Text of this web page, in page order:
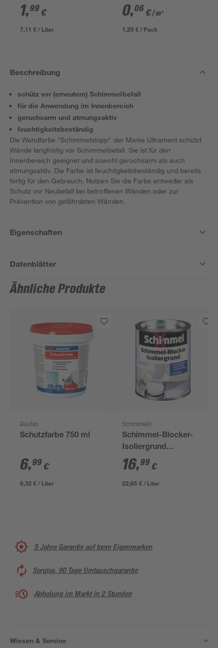
1,99 €
7,11 € / Liter
transparent 4 x 5 m
0,06 €/ m²
1,29 € / Pack
Beschreibung
schütz vor (erneutem) Schimmelbefall
für die Anwendung im Innenbereich
geruchsarm und atmungsaktiv
feuchtigkeitsbeständig
Die Wandfarbe "Schimmelstopp" der Marke Ultrament schützt
Wände langfristig vor Schimmelbefall. Sie ist für den
Innenbereich geeignet und sowohl geruchsarm als auch
atmungsaktiv. Die Farbe ist feuchtigkeitsbeständig und bereits
fertig für den Gebrauch. Nutzen Sie die Farbe entweder als
Schutz vor Neubefall bei betroffenen Wänden oder zur
Prävention von gefährdeten Wänden.
Eigenschaften
Datenblätter
Ähnliche Produkte
Baufan
Schutzfarbe 750 ml
6,99 €
9,32 € / Liter
SchimmelX
Schimmel-Blocker-
Isoliergrund
'SchimmelX' 0,75 l
16,99 €
22,65 € / Liter
5 Jahre Garantie auf toom Eigenmarken
Sorglos, 90 Tage Umtauschgarantie
Abholung im Markt in 2 Stunden
Wissen & Service